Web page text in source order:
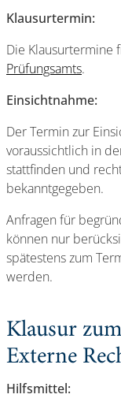
Klausurtermin:
Die Klausurtermine
Prüfungsamts.
Einsichtnahme:
Der Termin zur
voraussichtlich in
stattfinden und
bekanntgegeben.
Anfragen für
können nur
spätestens zum
werden.
Klausur
Externe
Hilfsmittel: